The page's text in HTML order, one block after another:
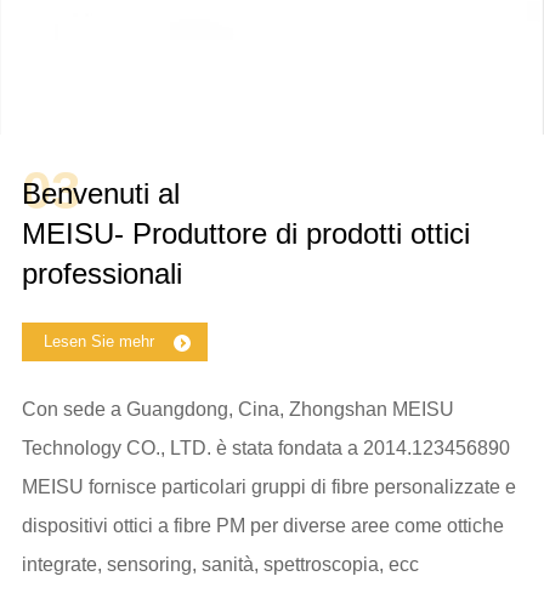
Benvenuti al
MEISU- Produttore di prodotti ottici
professionali
03
Lesen Sie mehr
Con sede a Guangdong, Cina, Zhongshan MEISU
Technology CO., LTD. è stata fondata a 2014.123456890
MEISU fornisce particolari gruppi di fibre personalizzate e
dispositivi ottici a fibre PM per diverse aree come ottiche
integrate, sensoring, sanità, spettroscopia, ecc